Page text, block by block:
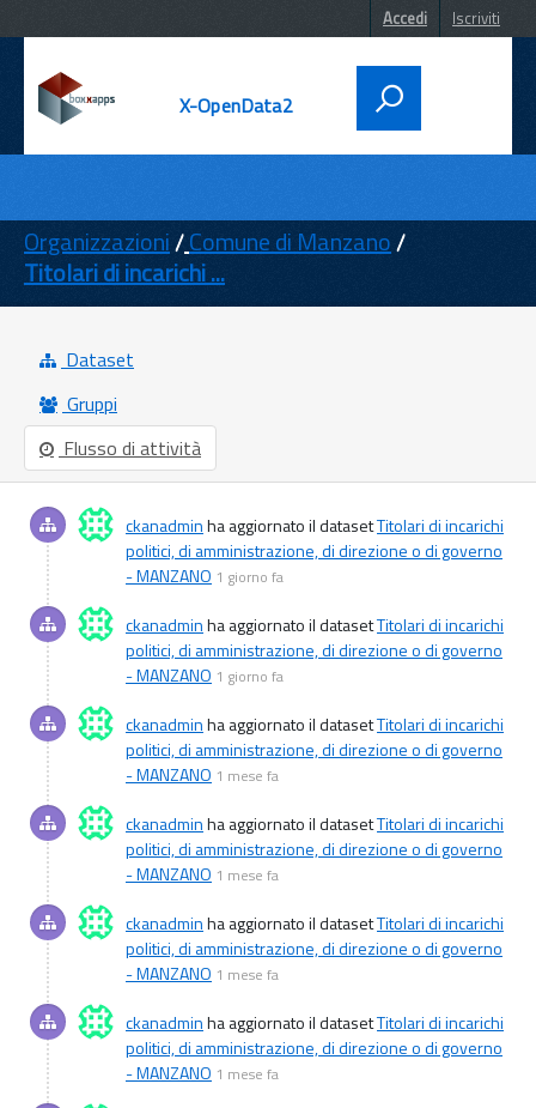
Accedi Iscriviti
X-OpenData2
ENTI
TEMI
INFORMAZIONI
Organizzazioni Comune di Manzano
Titolari di incarichi ...
Dataset
Gruppi
Flusso di attività
ckanadminha aggiornato il datasetTitolari di incarichi
politici, di amministrazione, di direzione o di governo
- MANZANO 1 giorno fa
ckanadminha aggiornato il datasetTitolari di incarichi
politici, di amministrazione, di direzione o di governo
- MANZANO 1 giorno fa
ckanadminha aggiornato il datasetTitolari di incarichi
politici, di amministrazione, di direzione o di governo
- MANZANO 1 mese fa
ckanadminha aggiornato il datasetTitolari di incarichi
politici, di amministrazione, di direzione o di governo
- MANZANO 1 mese fa
ckanadminha aggiornato il datasetTitolari di incarichi
politici, di amministrazione, di direzione o di governo
- MANZANO 1 mese fa
ckanadminha aggiornato il datasetTitolari di incarichi
politici, di amministrazione, di direzione o di governo
- MANZANO 1 mese fa